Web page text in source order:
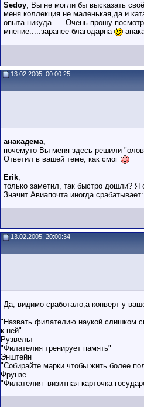
Sedoy, Вы не могли бы высказать
меня коллекция не маленькая,да и
опыта никуда......Очень прошу
мнение.....заранее благодарна
13.02.2005, 00:00:25
анакадема,
почемуто Вы меня здесь решили
Ответил в вашей теме, как смог
Erik
только заметил, так быстро дошли? Я
Значит Авиапочта иногда
13.02.2005, 20:00:34
Да, видимо сработало,а конверт у
"Назвать филателию наукой слишком
к ней"
Рузвельт
"Филателия тренирует память"
Энштейн
"Собирайте марки чтобы жить более
Фрунзе
"Филателия -визитная карточка